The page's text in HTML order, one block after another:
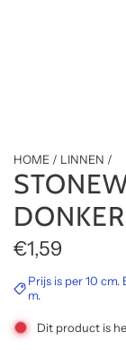
HOME / LINNEN /
R
e
u
€1,59
Prijs is per 10
m.
Dit product is